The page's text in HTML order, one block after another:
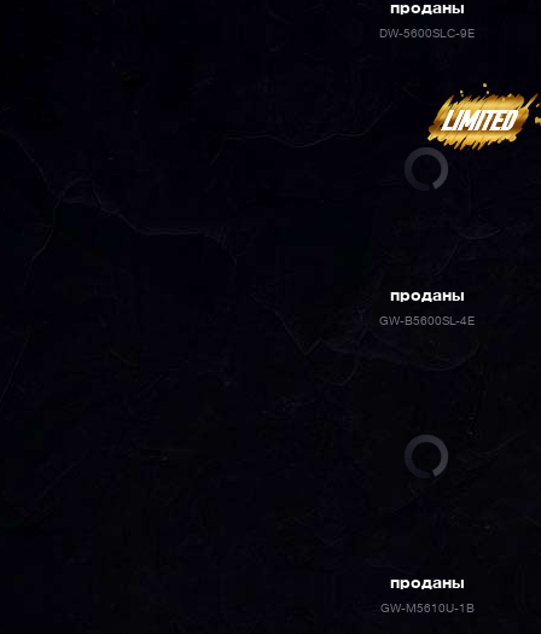
проданы
DW-5600SLC-9E
проданы
GW-B5600SL-4E
проданы
GW-M5610U-1B